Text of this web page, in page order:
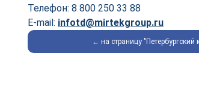
Телефон: 8 800 250 33 88
E-mail: infotd@mirtekgroup.ru
← на страницу